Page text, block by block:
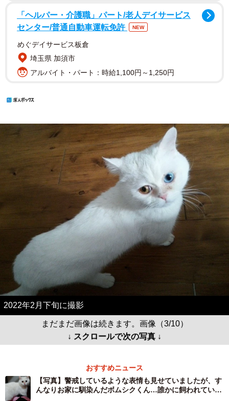
「ヘルパー・介護職」パート/老人デイサービス
センター/普通自動車運転免許
NEW
めぐデイサービス板倉
埼玉県 加須市
アルバイト・パート：時給1,100円～1,250円
2022年2月下旬に撮影
まだまだ画像は続きます。画像（3/10）
↓ スクロールで次の写真 ↓
おすすめニュース
【写真】警戒しているような表情も見せていましたが、す
んなりお家に馴染んだボムシクくん…誰かに飼われていた